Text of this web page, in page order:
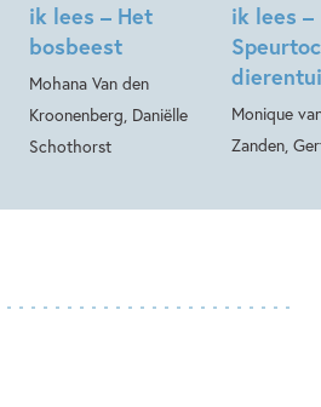
ik lees – Het
bosbeest
Mohana Van den
Kroonenberg, Daniëlle
Schothorst
ik lees –
Monique
Zanden,